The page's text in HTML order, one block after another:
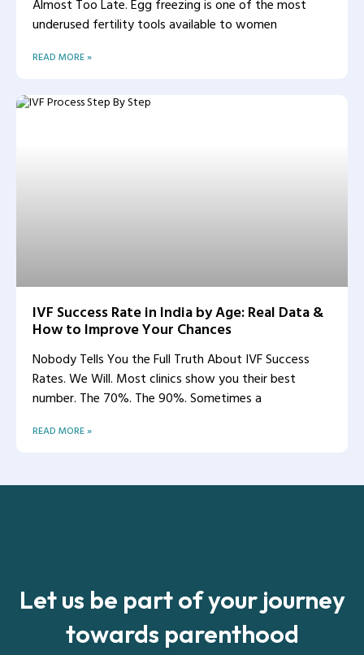
Almost Too Late. Egg freezing is one of the most
underused fertility tools available to women
READ MORE »
IVF Success Rate in India by Age: Real Data &
How to Improve Your Chances
Nobody Tells You the Full Truth About IVF Success
Rates. We Will. Most clinics show you their best
number. The 70%. The 90%. Sometimes a
READ MORE »
Let us be part of your journey
towards parenthood